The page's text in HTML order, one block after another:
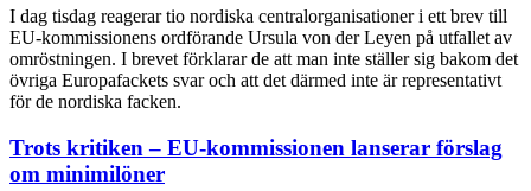
I dag tisdag reagerar tio nordiska centralorganisationer i ett brev till
EU-kommissionens ordförande Ursula von der Leyen på utfallet av
omröstningen. I brevet förklarar de att man inte ställer sig bakom det
övriga Europafackets svar och att det därmed inte är representativt
för de nordiska facken.
Trots kritiken – EU-kommissionen lanserar förslag
om minimilöner